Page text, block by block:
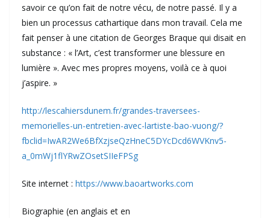
savoir ce qu’on fait de notre vécu, de notre passé. Il y a
bien un processus cathartique dans mon travail. Cela me
fait penser à une citation de Georges Braque qui disait en
substance : « l’Art, c’est transformer une blessure en
lumière ». Avec mes propres moyens, voilà ce à quoi
j’aspire. »
http://lescahiersdunem.fr/grandes-traversees-
memorielles-un-entretien-avec-lartiste-bao-vuong/?
fbclid=IwAR2We6BfXzjseQzHneC5DYcDcd6WVKnv5-
a_0mWj1flYRwZOsetSIIeFPSg
Site internet : https://www.baoartworks.com
Biographie (en anglais et en